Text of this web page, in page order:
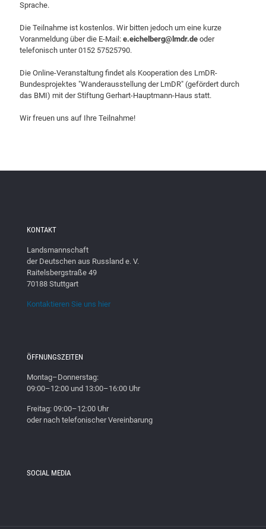
Sprache.
Die Teilnahme ist kostenlos. Wir bitten jedoch um eine kurze
Voranmeldung über die E-Mail: e.eichelberg@lmdr.de oder
telefonisch unter 0152 57525790.
Die Online-Veranstaltung findet als Kooperation des LmDR-
Bundesprojektes "Wanderausstellung der LmDR" (gefördert durch
das BMI) mit der Stiftung Gerhart-Hauptmann-Haus statt.
Wir freuen uns auf Ihre Teilnahme!
KONTAKT
Landsmannschaft
der Deutschen aus Russland e. V.
Raitelsbergstraße 49
70188 Stuttgart
Kontaktieren Sie uns hier
ÖFFNUNGSZEITEN
Montag–Donnerstag:
09:00–12:00 und 13:00–16:00 Uhr
Freitag: 09:00–12:00 Uhr
oder nach telefonischer Vereinbarung
SOCIAL MEDIA